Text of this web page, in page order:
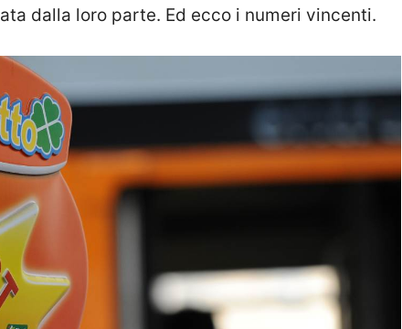
dalla loro parte. Ed ecco i numeri vincenti.